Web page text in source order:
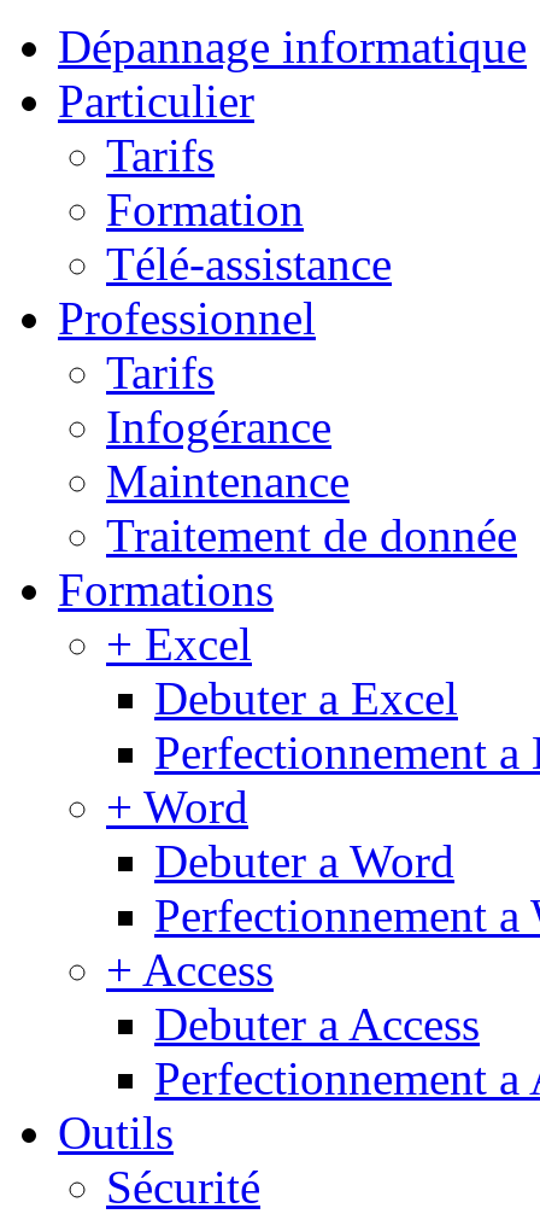
Dépannage informatique
Particulier
Tarifs
Formation
Télé-assistance
Professionnel
Tarifs
Infogérance
Maintenance
Traitement de donnée
Formations
+ Excel
Debuter a Excel
Perfectionnement a
+ Word
Debuter a Word
Perfectionnement a
+ Access
Debuter a Access
Perfectionnement a
Outils
Sécurité